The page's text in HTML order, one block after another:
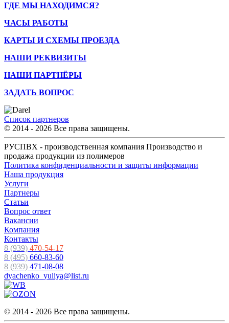
ГДЕ МЫ НАХОДИМСЯ?
ЧАСЫ РАБОТЫ
КАРТЫ И СХЕМЫ ПРОЕЗДА
НАШИ РЕКВИЗИТЫ
НАШИ ПАРТНЁРЫ
ЗАДАТЬ ВОПРОС
Список партнеров
© 2014 - 2026 Все права защищены.
РУСПВХ - производственная компания Производство и
продажа продукции из полимеров
Политика конфиденциальности и защиты информации
Наша продукция
Услуги
Партнеры
Статьи
Вопрос ответ
Вакансии
Компания
Контакты
8 (939) 470-54-17
8 (495) 660-83-60
8 (939) 471-08-08
dyachenko_yuliya@list.ru
© 2014 - 2026 Все права защищены.